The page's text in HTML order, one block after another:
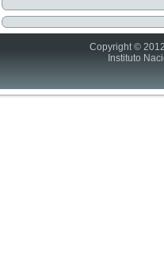
Copyright ©
Instituto